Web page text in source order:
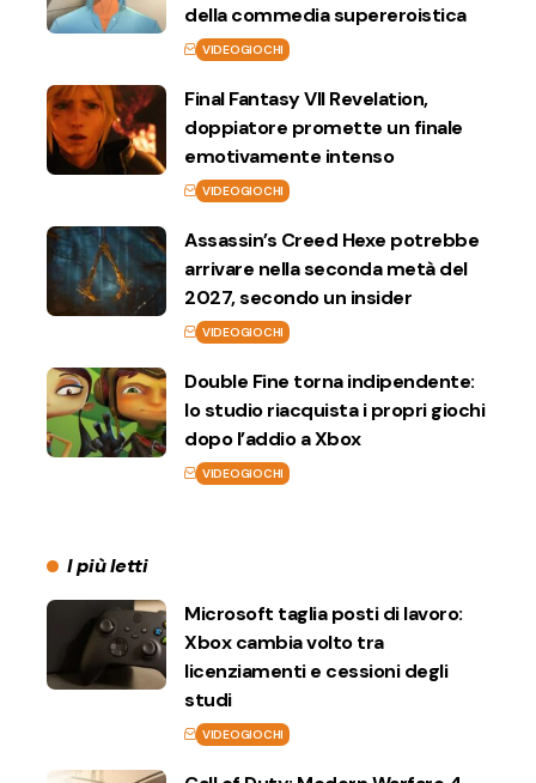
della commedia supereroistica
VIDEOGIOCHI
Final Fantasy VII Revelation,
doppiatore promette un finale
emotivamente intenso
VIDEOGIOCHI
Assassin’s Creed Hexe potrebbe
arrivare nella seconda metà del
2027, secondo un insider
VIDEOGIOCHI
Double Fine torna indipendente:
lo studio riacquista i propri giochi
dopo l’addio a Xbox
VIDEOGIOCHI
I più letti
Microsoft taglia posti di lavoro:
Xbox cambia volto tra
licenziamenti e cessioni degli
studi
VIDEOGIOCHI